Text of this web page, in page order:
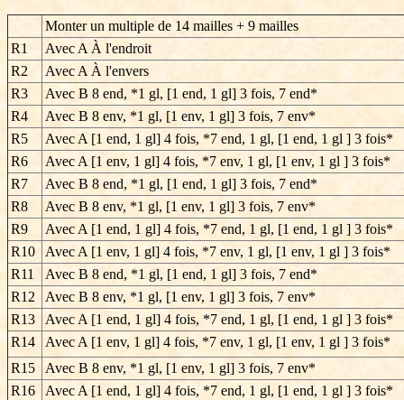
Monter un multiple de 14 mailles + 9 mailles
R1
Avec A À l'endroit
R2
Avec A À l'envers
R3
Avec B 8 end, *1 gl, [1 end, 1 gl] 3 fois, 7 end*
R4
Avec B 8 env, *1 gl, [1 env, 1 gl] 3 fois, 7 env*
R5
Avec A [1 end, 1 gl] 4 fois, *7 end, 1 gl, [1 end, 1 gl ] 3 fois*
R6
Avec A [1 env, 1 gl] 4 fois, *7 env, 1 gl, [1 env, 1 gl ] 3 fois*
R7
Avec B 8 end, *1 gl, [1 end, 1 gl] 3 fois, 7 end*
R8
Avec B 8 env, *1 gl, [1 env, 1 gl] 3 fois, 7 env*
R9
Avec A [1 end, 1 gl] 4 fois, *7 end, 1 gl, [1 end, 1 gl ] 3 fois*
R10
Avec A [1 env, 1 gl] 4 fois, *7 env, 1 gl, [1 env, 1 gl ] 3 fois*
R11
Avec B 8 end, *1 gl, [1 end, 1 gl] 3 fois, 7 end*
R12
Avec B 8 env, *1 gl, [1 env, 1 gl] 3 fois, 7 env*
R13
Avec A [1 end, 1 gl] 4 fois, *7 end, 1 gl, [1 end, 1 gl ] 3 fois*
R14
Avec A [1 env, 1 gl] 4 fois, *7 env, 1 gl, [1 env, 1 gl ] 3 fois*
R15
Avec B 8 env, *1 gl, [1 env, 1 gl] 3 fois, 7 env*
R16
Avec A [1 end, 1 gl] 4 fois, *7 end, 1 gl, [1 end, 1 gl ] 3 fois*